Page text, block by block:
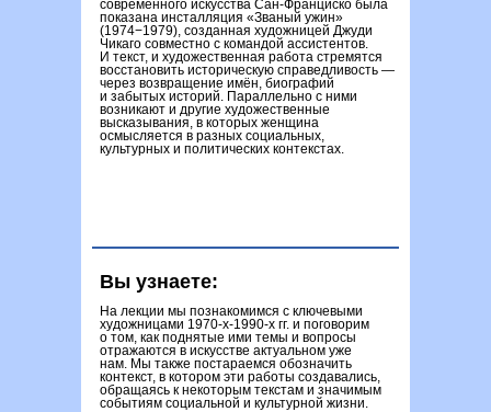
современного искусства Сан-Франциско была
показана инсталляция «Званый ужин»
(1974−1979), созданная художницей Джуди
Чикаго совместно с командой ассистентов.
И текст, и художественная работа стремятся
восстановить историческую справедливость —
через возвращение имён, биографий
и забытых историй. Параллельно с ними
возникают и другие художественные
высказывания, в которых женщина
осмысляется в разных социальных,
культурных и политических контекстах.
На лекции мы познакомимся с ключевыми
художницами 1970-х-1990-х гг. и поговорим
о том, как поднятые ими темы и вопросы
отражаются в искусстве актуальном уже
нам. Мы также постараемся обозначить
контекст, в котором эти работы создавались,
обращаясь к некоторым текстам и значимым
событиям социальной и культурной жизни.
Вы узнаете: